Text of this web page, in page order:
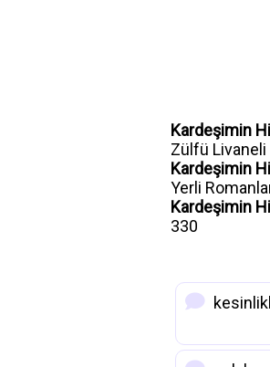
Kardeşimin
Zülfü Livaneli
Kardeşimin
Yerli
Kardeşimin
330